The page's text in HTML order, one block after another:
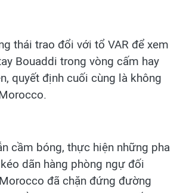
thái trao đổi với tổ VAR để xem
Bouaddi trong vòng cấm hay
quyết định cuối cùng là không
cầm bóng, thực hiện những pha
dãn hàng phòng ngự đối
đã chặn đứng đường